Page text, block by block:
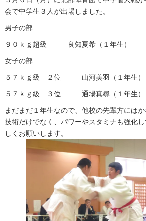
会で中学生３人が出場しました。
男子の部
９０ｋｇ超級 良知夏希（１年生）
女子の部
５７ｋｇ級 ２位 山河美羽（１年生）
５７ｋｇ級 ３位 通場真尋（１年生）
まだまだ１年生なので、他校の先輩方には
技術だけでなく、パワーやスタミナも強化
しくお願いします。